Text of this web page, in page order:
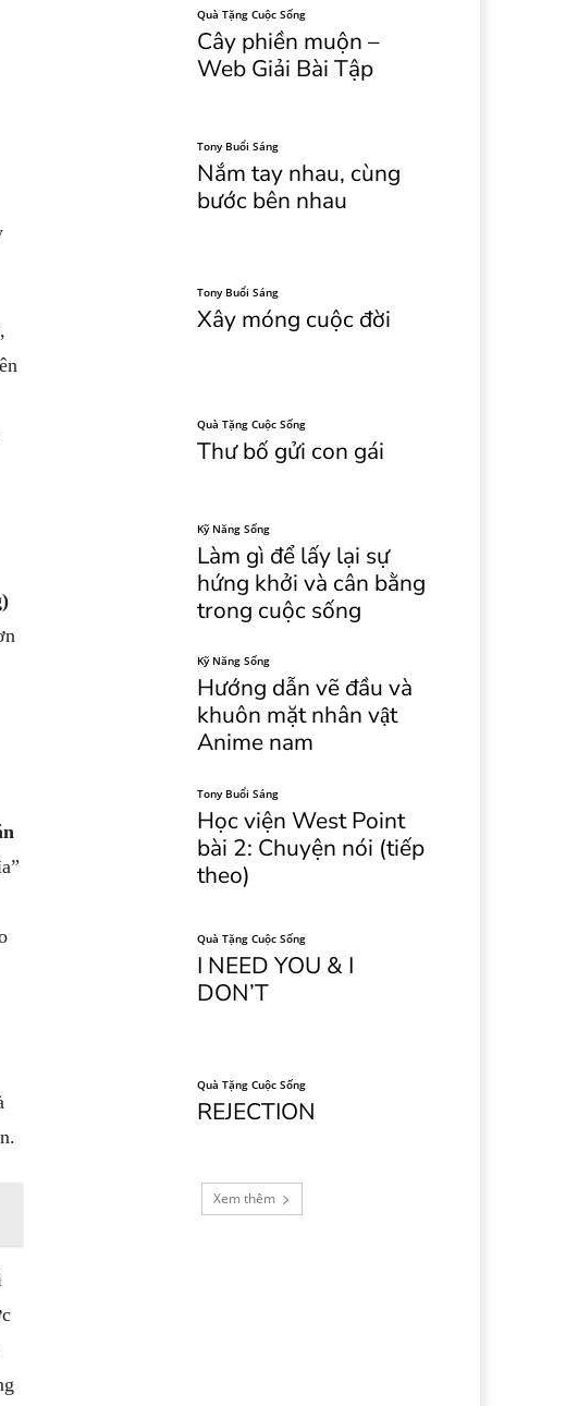
Quà Tặng Cuộc Sống
Cây phiền muộn –
Web Giải Bài Tập
Tony Buổi Sáng
Nắm tay nhau, cùng
bước bên nhau
Tony Buổi Sáng
Xây móng cuộc đời
Quà Tặng Cuộc Sống
Thư bố gửi con gái
Kỹ Năng Sống
Làm gì để lấy lại sự
hứng khởi và cân bằng
trong cuộc sống
Kỹ Năng Sống
Hướng dẫn vẽ đầu và
khuôn mặt nhân vật
Anime nam
Tony Buổi Sáng
Học viện West Point
bài 2: Chuyện nói (tiếp
theo)
Quà Tặng Cuộc Sống
I NEED YOU & I
DON’T
Quà Tặng Cuộc Sống
REJECTION
Xem thêm